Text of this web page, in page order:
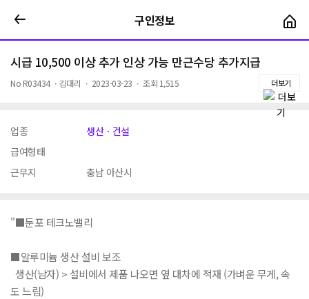
구인정보
시급 10,500 이상 추가 인상 가능 만근수당 추가지급
No R03434ㆍ 김대리 ㆍ 2023-03-23 ㆍ 조회 1,515 더보기
업종
생산ㆍ건설
급여형태
근무지
충남 아산시
"■둔포 테크노밸리
■알루미늄 생산 설비 보조
생산(남자) > 설비에서 제품 나오면 옆 대차에 적재 (가벼운 무게, 속
도 느림)
구인정보